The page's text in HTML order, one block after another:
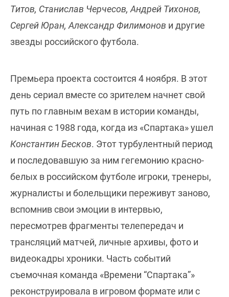
Титов, Станислав Черчесов, Андрей Тихонов,
Сергей Юран, Александр Филимонов и другие
звезды российского футбола.
Премьера проекта состоится 4 ноября. В этот
день сериал вместе со зрителем начнет свой
путь по главным вехам в истории команды,
начиная с 1988 года, когда из «Спартака» ушел
Константин Бесков. Этот турбулентный период
и последовавшую за ним гегемонию красно-
белых в российском футболе игроки, тренеры,
журналисты и болельщики переживут заново,
вспомнив свои эмоции в интервью,
пересмотрев фрагменты телепередач и
трансляций матчей, личные архивы, фото и
видеокадры хроники. Часть событий
съемочная команда «Времени “Спартака”»
реконструировала в игровом формате или с